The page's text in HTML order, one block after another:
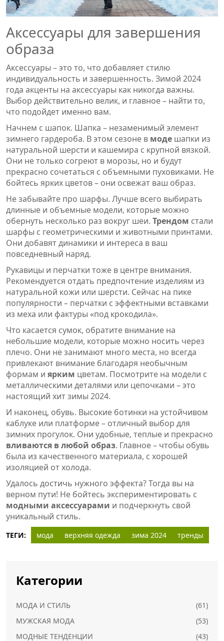
Аксессуары для завершения
образа
Аксессуары – это то, что добавляет стилю
индивидуальность и завершенность. Зимой 2024
года акценты на аксессуары как никогда важны.
Выбор действительно велик, и главное – найти то,
что подойдет именно вам.
Начнем с шапок. Шапка – незаменимый элемент
зимнего гардероба. В этом сезоне в моде шапки из
натуральной шерсти и кашемира с крупной вязкой.
Они не только согреют в морозы, но и будут
прекрасно сочетаться с объемными пуховиками. Не
бойтесь ярких цветов – они освежат ваш образ.
Не забывайте про шарфы. Лучше всего выбирать
длинные и объемные модели, которые можно
обернуть несколько раз вокруг шеи. Трендом стали
шарфы с геометрическими и животными принтами.
Они добавят динамики и интереса в ваш
повседневный наряд.
Рукавицы и перчатки тоже в центре внимания.
Рекомендуется отдать предпочтение изделиям из
натуральной кожи или шерсти. Сейчас на пике
популярности – перчатки с эффектными вставками
из меха или фактуры «под крокодила».
Что касается сумок, обратите внимание на
небольшие модели, которые можно носить через
плечо. Они не занимают много места, но всегда
привлекают внимание благодаря необычным
формам и ярким цветам. Посмотрите на модели с
металлическими деталями или цепочками – это
настоящий хит зимы 2024.
И наконец, обувь. Высокие ботинки на устойчивом
каблуке или платформе – отличный выбор для
зимних прогулок. Они удобные, теплые и прекрасно
вливаются в любой образ. Главное – чтобы обувь
была из качественного материала, с хорошей
изоляцией от холода.
Удалось достичь нужного эффекта? Тогда вы на
верном пути! Не бойтесь экспериментировать с
модными аксессуарами и подчеркнуть свой
уникальный стиль.
ТЕГИ: мода верхняя одежда зима 2024 тренды
Категории
МОДА И СТИЛЬ
(61)
МУЖСКАЯ МОДА
(53)
МОДНЫЕ ТЕНДЕНЦИИ
(43)